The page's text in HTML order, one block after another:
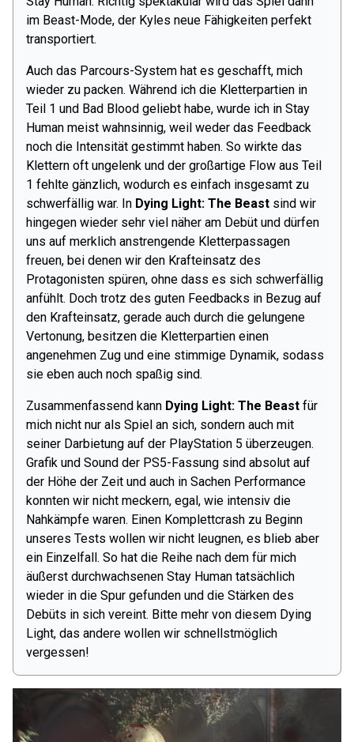
im Beast-Mode, der Kyles neue Fähigkeiten perfekt
transportiert.
Auch das Parcours-System hat es geschafft, mich
wieder zu packen. Während ich die Kletterpartien in
Teil 1 und Bad Blood geliebt habe, wurde ich in Stay
Human meist wahnsinnig, weil weder das Feedback
noch die Intensität gestimmt haben. So wirkte das
Klettern oft ungelenk und der großartige Flow aus Teil
1 fehlte gänzlich, wodurch es einfach insgesamt zu
schwerfällig war. In Dying Light: The Beast sind wir
hingegen wieder sehr viel näher am Debüt und dürfen
uns auf merklich anstrengende Kletterpassagen
freuen, bei denen wir den Krafteinsatz des
Protagonisten spüren, ohne dass es sich schwerfällig
anfühlt. Doch trotz des guten Feedbacks in Bezug auf
den Krafteinsatz, gerade auch durch die gelungene
Vertonung, besitzen die Kletterpartien einen
angenehmen Zug und eine stimmige Dynamik, sodass
sie eben auch noch spaßig sind.
Zusammenfassend kann Dying Light: The Beast für
mich nicht nur als Spiel an sich, sondern auch mit
seiner Darbietung auf der PlayStation 5 überzeugen.
Grafik und Sound der PS5-Fassung sind absolut auf
der Höhe der Zeit und auch in Sachen Performance
konnten wir nicht meckern, egal, wie intensiv die
Nahkämpfe waren. Einen Komplettcrash zu Beginn
unseres Tests wollen wir nicht leugnen, es blieb aber
ein Einzelfall. So hat die Reihe nach dem für mich
äußerst durchwachsenen Stay Human tatsächlich
wieder in die Spur gefunden und die Stärken des
Debüts in sich vereint. Bitte mehr von diesem Dying
Light, das andere wollen wir schnellstmöglich
vergessen!